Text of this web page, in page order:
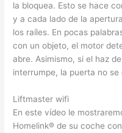
la bloquea. Esto se hace
y a cada lado de la
los raíles. En pocas
con un objeto, el motor
abre. Asimismo, si el haz
interrumpe, la puerta no se
Liftmaster wifi
En este vídeo le
Homelink® de su coche